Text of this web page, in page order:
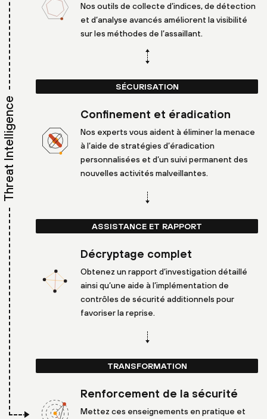
Nos outils de collecte d’indices, de détection
et d’analyse avancés améliorent la visibilité
sur les méthodes de l’assaillant.
SÉCURISATION
Confinement et éradication
Nos experts vous aident à éliminer la menace
à l’aide de stratégies d’éradication
personnalisées et d’un suivi permanent des
nouvelles activités malveillantes.
ASSISTANCE ET RAPPORT
Décryptage complet
Obtenez un rapport d’investigation détaillé
ainsi qu’une aide à l’implémentation de
contrôles de sécurité additionnels pour
favoriser la reprise.
TRANSFORMATION
Renforcement de la sécurité
Mettez ces enseignements en pratique et
Threat Intelligence